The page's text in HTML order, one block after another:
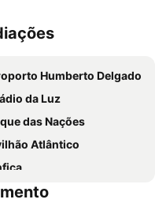
Humberto Delgado
da Luz
das Nações
Atlântico
de Lisboa